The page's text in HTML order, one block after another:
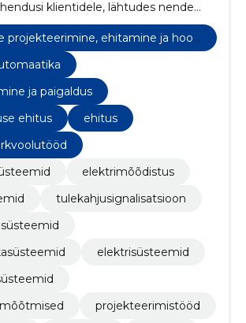
klientidele, lähtudes nende
parimatest tööstusstandarditest
projekteerimine, ehitamine ja hool
ja paigaldus
ehitus
ehitus
elektrimõõdistus
tulekahjusignalisatsioon
elektrisüsteemid
projekteerimistööd